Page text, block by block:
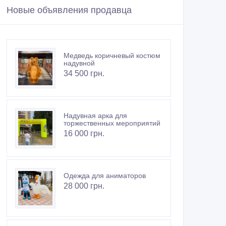
Новые объявления продавца
Медведь коричневый костюм
надувной
34 500 грн.
Надувная арка для
торжественных мероприятий
16 000 грн.
Одежда для аниматоров
28 000 грн.